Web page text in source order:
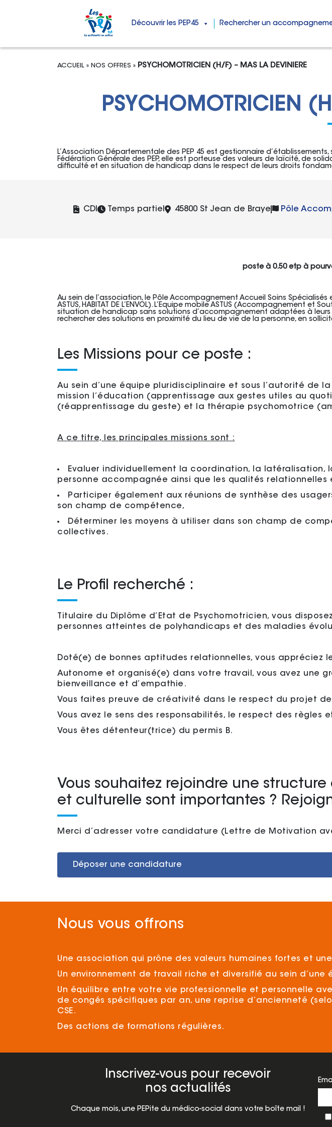
Aller au contenu
Menu principal
Découvrir les PEP45 Rechercher un
ACCUEIL » NOS OFFRES » PSYCHOMOTRICIEN (H/F) – MAS LA DEVINIERE
PSYCHOMOTRICIEN
L’Association Départementale des PEP 45 est gestionnaire
Fédération Générale des PEP, elle est porteuse des valeurs de laïcité, de
difficulté et en situation de handicap dans le respect de leurs droits
Type de contrat :
CDI Temps partiel Lieu :
45800 St Jean de Braye Pôle :
Pôle
poste à 0.50 etp à
Au sein de l’association, le Pôle Accompagnement Accueil Soins Spécialisés
ASTUS, HABITAT DE L’ENVOL). L’Equipe mobile ASTUS (Accompagnement
situation de handicap sans solutions d’accompagnement adaptées à
rechercher des solutions en proximité du lieu de vie de la personne, en
Les Missions pour ce poste :
Au sein d’une équipe pluridisciplinaire et sous l’autorité de
mission l’éducation (apprentissage aux gestes utiles au
(réapprentissage du geste) et la thérapie psychomotrice
A ce titre, les principales missions sont :
Evaluer individuellement la coordination, la
personne accompagnée ainsi que les qualités
Participer également aux réunions de synthèse des
son champ de compétence,
Déterminer les moyens à utiliser dans son champ de
collectives.
Le Profil recherché :
Titulaire du Diplôme d’Etat de Psychomotricien, vous
personnes atteintes de polyhandicaps et des maladies
Doté(e) de bonnes aptitudes relationnelles, vous
Autonome et organisé(e) dans votre travail, vous avez une
bienveillance et d’empathie.
Vous faites preuve de créativité dans le respect du projet
Vous avez le sens des responsabilités, le respect des règles
Vous êtes détenteur(trice) du permis B.
Vous souhaitez rejoindre une
et culturelle sont importantes ?
Merci d’adresser votre candidature (Lettre de Motivation
Déposer une candidature
Nous vous offrons
Une association qui prône des valeurs humaines fortes et
Un environnement de travail riche et diversifié au sein
Un équilibre entre votre vie professionnelle et personnelle
de congés spécifiques par an, une reprise d’ancienneté
CSE.
Des actions de formations régulières.
Inscrivez-vous pour recevoir
nos actualités
Chaque mois, une PEPite du médico-social dans votre boîte mail !